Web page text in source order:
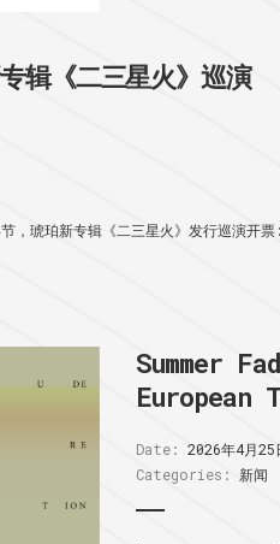
辑《二三星火》巡演
节，琥珀新专辑《二三星火》发行巡演
Summer
European
Date: 2026年4月25
Categories:
新闻